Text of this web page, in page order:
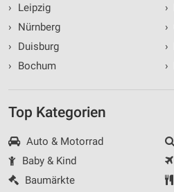
›
Leipzig
›
Nürnberg
›
Duisburg
›
Bochum
›
›
›
›
Top Kategorien
Auto & Motorrad
Baby & Kind
Baumärkte